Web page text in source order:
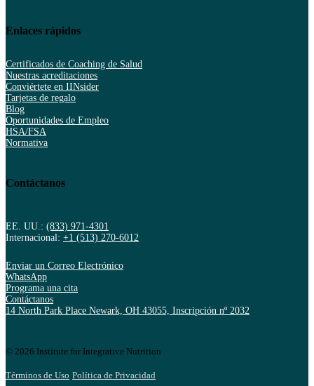
Enlaces rápidos
Certificados de Coaching de Salud
Nuestras acreditaciones
Conviértete en IINsider
Tarjetas de regalo
Blog
Oportunidades de Empleo
HSA/FSA
Normativa
Contáctanos
EE. UU.: (833) 971-4301
Internacional: +1 (513) 270-6012
Enviar un Correo Electrónico
WhatsApp
Programa una cita
Contáctanos
14 North Park Place Newark, OH 43055, Inscripción nº 2032
© 2026 Institute for Integrative Nutrition
Términos de Uso Política de Privacidad